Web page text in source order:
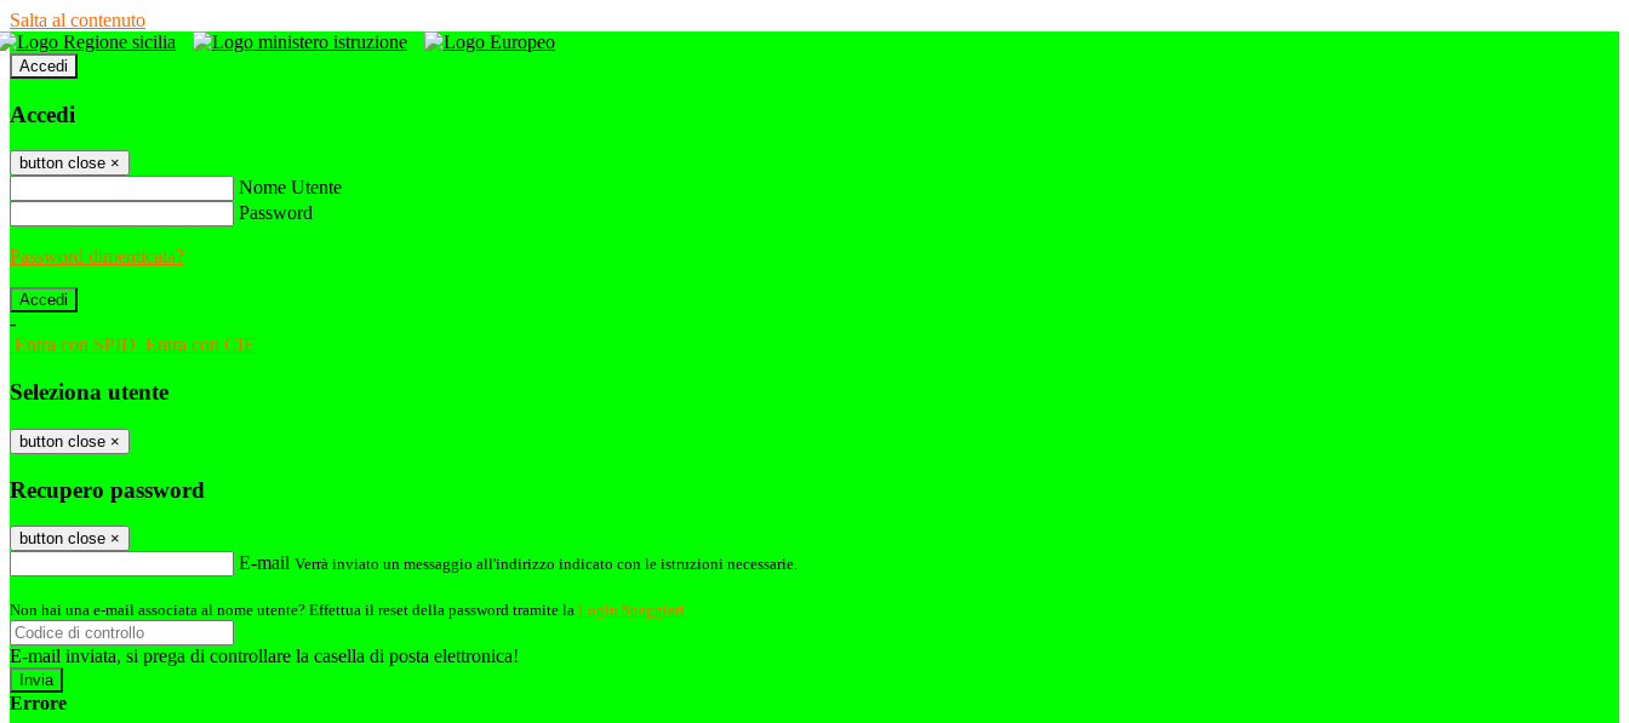
Salta al contenuto
Accedi
Accedi
button close ×
Nome Utente
Password
Password dimenticata?
-
Entra con SPID Entra con CIE
Seleziona utente
button close ×
Recupero password
button close ×
E-mail Verrà inviato un messaggio all'indirizzo indicato con le istruzioni necessarie.
Non hai una e-mail associata al nome utente? Effettua il reset della password tramite la Login Spaggiari
E-mail inviata, si prega di controllare la casella di posta elettronica!
Errore